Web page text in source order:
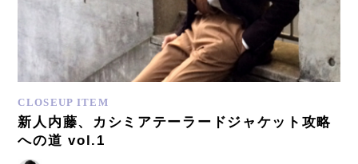
CLOSEUP ITEM
新人内藤、カシミアテーラードジャケット攻略
への道 vol.1